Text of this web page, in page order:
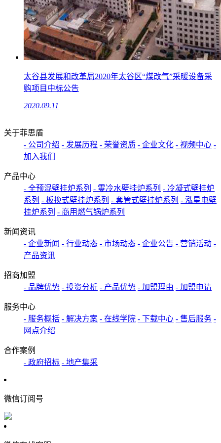
太谷县发展和改革局2020年太谷区“煤改气”采暖设备采
购项目中标公告
2020.09.11
关于菲思盾
- 公司介绍 - 发展历程 - 荣誉资质 - 企业文化 - 视频中心 -
加入我们
产品中心
- 全预混壁挂炉系列 - 零冷水壁挂炉系列 - 冷凝式壁挂炉
系列 - 板换式壁挂炉系列 - 套管式壁挂炉系列 - 泓星电壁
挂炉系列 - 商用燃气锅炉系列
新闻资讯
- 企业新闻 - 行业动态 - 市场动态 - 企业公告 - 营销活动 -
产品资讯
招商加盟
- 品牌优势 - 投资分析 - 产品优势 - 加盟理由 - 加盟申请
服务中心
- 服务概括 - 解决方案 - 在线学院 - 下载中心 - 售后服务 -
网点介绍
合作案例
- 政府招标 - 地产集采
微信订阅号